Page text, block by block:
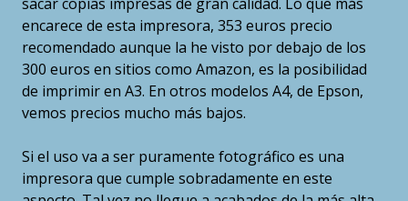
encarece de esta impresora, 353 euros precio
recomendado aunque la he visto por debajo de los
300 euros en sitios como Amazon, es la posibilidad
de imprimir en A3. En otros modelos A4, de Epson,
vemos precios mucho más bajos.
Si el uso va a ser puramente fotográfico es una
impresora que cumple sobradamente en este